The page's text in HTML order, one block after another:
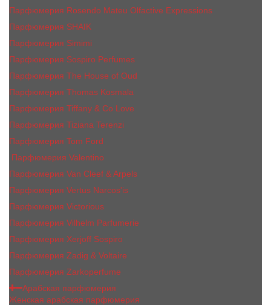
Парфюмерия Rosendo Mateu Olfactive Expressions
Парфюмерия SHAIK
Парфюмерия Simimi
Парфюмерия Sospiro Perfumes
Парфюмерия The House of Oud
Парфюмерия Thomas Kosmala
Парфюмерия Tiffany & Co Love
Парфюмерия Tiziana Terenzi
Парфюмерия Tom Ford
Парфюмерия Valentino
Парфюмерия Van Cleef & Arpels
Парфюмерия Vertus Narcos'is
Парфюмерия Victorious
Парфюмерия Vilhelm Parfumerie
Парфюмерия Xerjoff Sospiro
Парфюмерия Zadig & Voltaire
Парфюмерия Zarkoperfume
Арабская парфюмерия
Женская арабская парфюмерия